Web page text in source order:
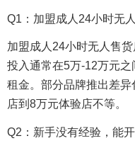
Q1：加盟成人24小时无
加盟成人24小时无人售
投入通常在5万-12万元
租金。部分品牌推出差
店到8万元体验店不等。
Q2：新手没有经验，能